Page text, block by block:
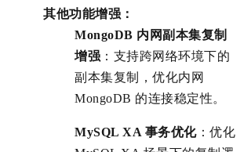
其他功能增强：
MongoDB 内网副本集复制
增强 ：支持跨网络环境下的
副本集复制，优化内网
MongoDB 的连接稳定性。
MySQL XA 事务优化：优化